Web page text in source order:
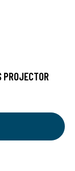
PROJECTOR